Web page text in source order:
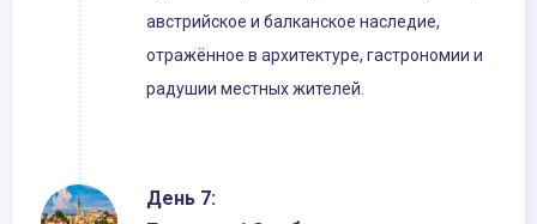
австрийское и балканское наследие,
отражённое в архитектуре, гастрономии и
радушии местных жителей.
День 7: